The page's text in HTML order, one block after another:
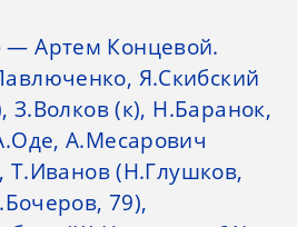
— Артем Концевой.
Я.Скибский
З.Волков (к), Н.Баранок,
А.Месарович
Т.Иванов (Н.Глушков,
79),